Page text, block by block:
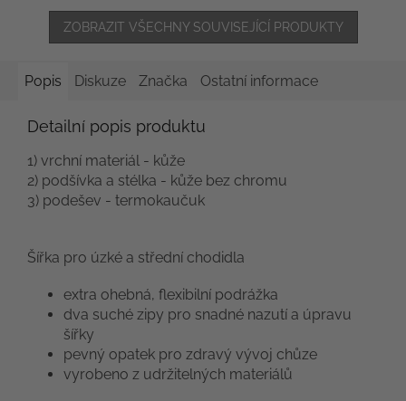
ZOBRAZIT VŠECHNY SOUVISEJÍCÍ PRODUKTY
Popis Diskuze Značka Ostatní informace
Detailní popis produktu
1) vrchní materiál - kůže
2) podšívka a stélka - kůže bez chromu
3) podešev - termokaučuk
Šířka pro úzké a střední chodidla
extra ohebná, flexibilní podrážka
dva suché zipy pro snadné nazutí a úpravu
šířky
pevný opatek pro zdravý vývoj chůze
vyrobeno z udržitelných materiálů